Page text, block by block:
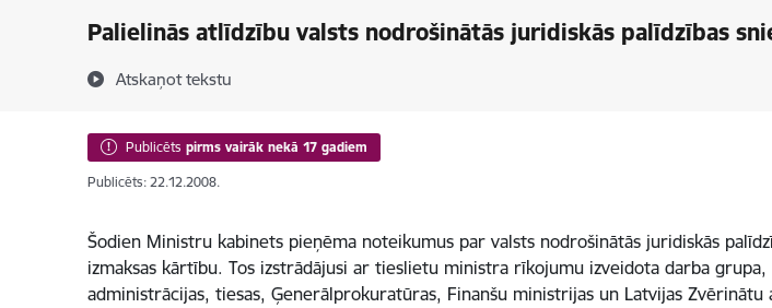
Palielinās atlīdzību valsts nodrošinātās juridiskās palīdzības
Atskaņot tekstu
Publicēts pirms vairāk nekā 17 gadiem
Publicēts: 22.12.2008.
Šodien Ministru kabinets pieņēma noteikumus par valsts nodrošinātās juridiskās
izmaksas kārtību. Tos izstrādājusi ar tieslietu ministra rīkojumu izveidota darba
administrācijas, tiesas, Ģenerālprokuratūras, Finanšu ministrijas un Latvijas